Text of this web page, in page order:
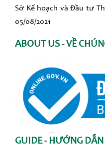
Sở Kế hoạch và Đầu tư
05/08/2021
ABOUT US - VỀ
GUIDE - HƯỚNG DẪN